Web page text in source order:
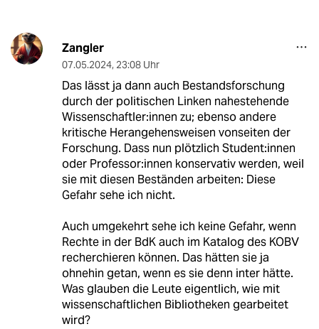
Zangler
07.05.2024, 23:08 Uhr
Das lässt ja dann auch Bestandsforschung
durch der politischen Linken nahestehende
Wissenschaftler:innen zu; ebenso andere
kritische Herangehensweisen vonseiten der
Forschung. Dass nun plötzlich Student:innen
oder Professor:innen konservativ werden, weil
sie mit diesen Beständen arbeiten: Diese
Gefahr sehe ich nicht.
Auch umgekehrt sehe ich keine Gefahr, wenn
Rechte in der BdK auch im Katalog des KOBV
recherchieren können. Das hätten sie ja
ohnehin getan, wenn es sie denn inter hätte.
Was glauben die Leute eigentlich, wie mit
wissenschaftlichen Bibliotheken gearbeitet
wird?